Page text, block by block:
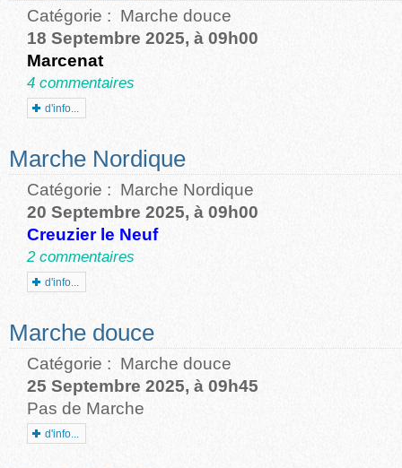
Catégorie : Marche douce
18 Septembre 2025, à 09h00
Marcenat
4 commentaires
d'info...
Marche Nordique
Catégorie : Marche Nordique
20 Septembre 2025, à 09h00
Creuzier le Neuf
2 commentaires
d'info...
Marche douce
Catégorie : Marche douce
25 Septembre 2025, à 09h45
Pas de Marche
d'info...